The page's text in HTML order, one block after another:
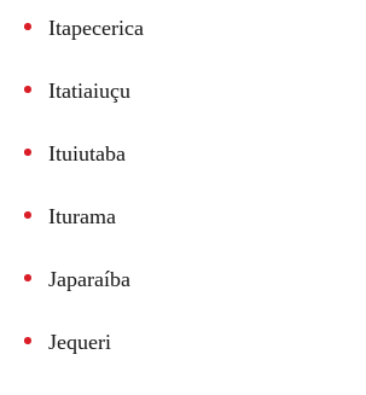
Itapecerica
Itatiaiuçu
Ituiutaba
Iturama
Japaraíba
Jequeri